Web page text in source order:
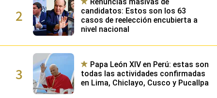
2
candidatos: Estos son los 63
casos de reelección encubierta a
nivel nacional
3
Papa León XIV en Perú: estas son
todas las actividades confirmadas
en Lima, Chiclayo, Cusco y Pucallpa